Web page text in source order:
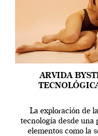
ARVIDA
La exploración de
tecnología desde una
elementos como la